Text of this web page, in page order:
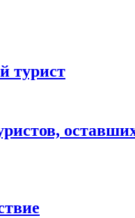
турист